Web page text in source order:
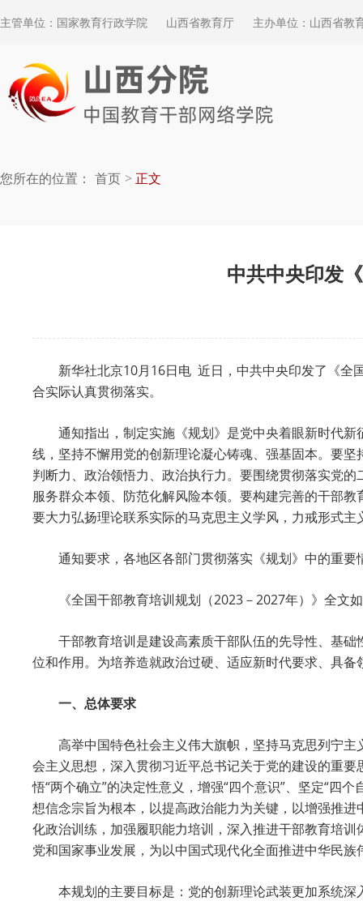
主管单位：国家教育行政学院 山西省教育厅 主办单位：山西省教
您所在的位置： 首页 正文
中共中央印发
新华社北京10月16日电 近日，中共中央印发了《全
合实际认真贯彻落实。
通知指出，制定实施《规划》是党中央着眼新时代
线，坚持不懈用党的创新理论凝心铸魂、强基固本。要
判断力、政治领悟力、政治执行力。要围绕贯彻落实党
服务群众本领、防范化解风险本领。要构建完善的干部
要大力弘扬理论联系实际的马克思主义学风，力戒形式
通知要求，各地区各部门贯彻落实《规划》中的重
《全国干部教育培训规划（2023－2027年）》全文
干部教育培训是建设高素质干部队伍的先导性、基
位和作用。为培养造就政治过硬、适应新时代要求、具
一、总体要求
高举中国特色社会主义伟大旗帜，坚持马克思列宁
会主义思想，深入贯彻习近平总书记关于党的建设的重
悟“两个确立”的决定性意义，增强“四个意识”、坚定“四
想信念宗旨为根本，以提高政治能力为关键，以增强推
化政治训练，加强履职能力培训，深入推进干部教育培
党和国家事业发展，为以中国式现代化全面推进中华民
本规划的主要目标是：党的创新理论武装更加系统